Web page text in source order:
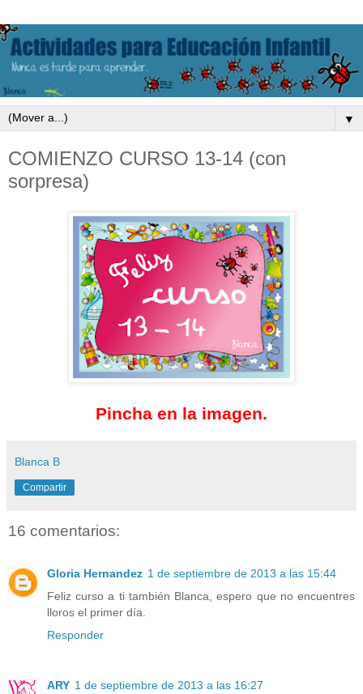
▼
COMIENZO CURSO 13-14 (con
sorpresa)
Pincha en la imagen.
Blanca B
Compartir
16 comentarios:
Gloria Hernandez 1 de septiembre de 2013 a las 15:44
Feliz curso a ti también Blanca, espero que no encuentres
lloros el primer día.
Responder
ARY 1 de septiembre de 2013 a las 16:27